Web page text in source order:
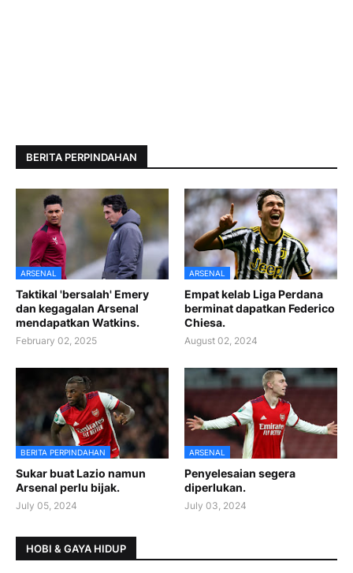
BERITA PERPINDAHAN
ARSENAL
Taktikal 'bersalah' Emery
dan kegagalan Arsenal
mendapatkan Watkins.
February 02, 2025
ARSENAL
Empat kelab Liga Perdana
berminat dapatkan Federico
Chiesa.
August 02, 2024
BERITA PERPINDAHAN
Sukar buat Lazio namun
Arsenal perlu bijak.
July 05, 2024
ARSENAL
Penyelesaian segera
diperlukan.
July 03, 2024
HOBI & GAYA HIDUP